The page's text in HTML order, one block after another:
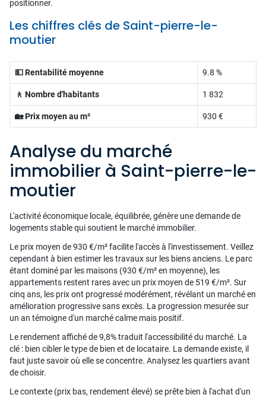
positionner.
Les chiffres clés de Saint-pierre-le-
moutier
💵 Rentabilité moyenne 9.8 %
🚶 Nombre d'habitants 1 832
🏡 Prix moyen au m² 930 €
Analyse du marché
immobilier à Saint-pierre-le-
moutier
L'activité économique locale, équilibrée, génère une demande de
logements stable qui soutient le marché immobilier.
Le prix moyen de 930 €/m² facilite l'accès à l'investissement. Veillez
cependant à bien estimer les travaux sur les biens anciens. Le parc
étant dominé par les maisons (930 €/m² en moyenne), les
appartements restent rares avec un prix moyen de 519 €/m². Sur
cinq ans, les prix ont progressé modérément, révélant un marché en
amélioration progressive sans excès. La progression mesurée sur
un an témoigne d'un marché calme mais positif.
Le rendement affiché de 9,8% traduit l'accessibilité du marché. La
clé : bien cibler le type de bien et de locataire. La demande existe, il
faut juste savoir où elle se concentre. Analysez les quartiers avant
de choisir.
Le contexte (prix bas, rendement élevé) se prête bien à l'achat d'un